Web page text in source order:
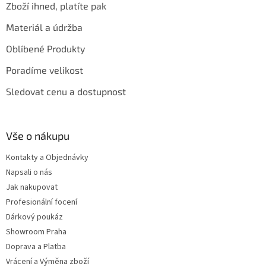
Zboží ihned, platíte pak
Materiál a údržba
Oblíbené Produkty
Poradíme velikost
Sledovat cenu a dostupnost
Vše o nákupu
Kontakty a Objednávky
Napsali o nás
Jak nakupovat
Profesionální focení
Dárkový poukáz
Showroom Praha
Doprava a Platba
Vrácení a Výměna zboží